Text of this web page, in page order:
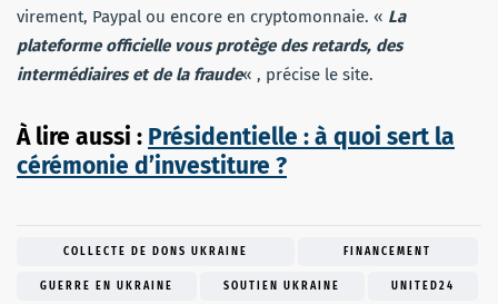
virement, Paypal ou encore en cryptomonnaie. « La
plateforme officielle vous protège des retards, des
intermédiaires et de la fraude« , précise le site.
À lire aussi : Présidentielle : à quoi sert la
cérémonie d’investiture ?
COLLECTE DE DONS UKRAINE FINANCEMENT
GUERRE EN UKRAINE SOUTIEN UKRAINE UNITED24